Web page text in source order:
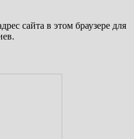
сайта в этом браузере для